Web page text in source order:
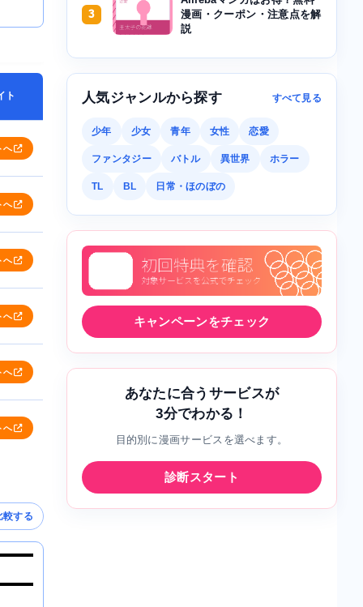
ト
へ
へ
へ
へ
へ
へ
較する
3
漫画・クーポン・注意点を解
説
人気ジャンルから探す すべて見る
少年 少女 青年 女性 恋愛
ファンタジー バトル 異世界 ホラー
TL BL 日常・ほのぼの
キャンペーンをチェック
あなたに合うサービスが
3分でわかる！
目的別に漫画サービスを選べます。
診断スタート